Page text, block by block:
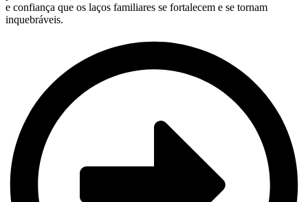
e confiança que os laços familiares se fortalecem e se tornam
inquebráveis.